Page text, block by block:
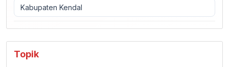
Kabupaten Kendal
Topik